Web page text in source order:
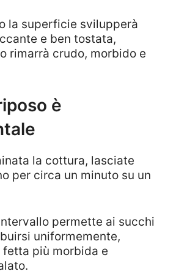
la superficie svilupperà
e ben tostata,
rimarrà crudo, morbido e
è
la cottura, lasciate
per circa un minuto su un
permette ai succhi
uniformemente,
fetta più morbida e